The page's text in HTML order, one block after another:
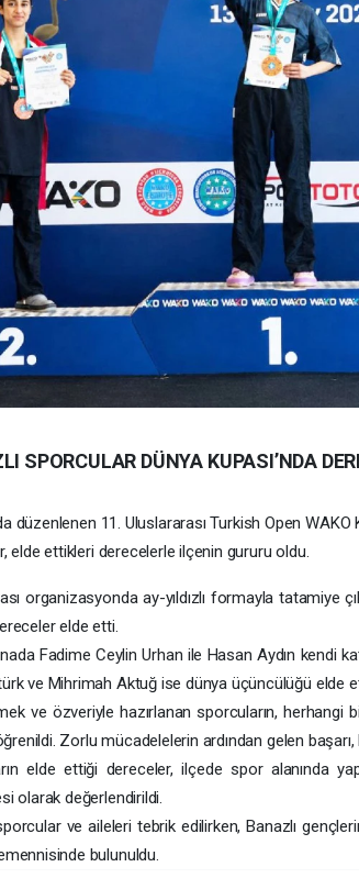
SPORCULAR DÜNYA KUPASI’NDA
düzenlenen 11. Uluslararası Turkish Open
elde ettikleri derecelerle ilçenin gururu oldu.
organizasyonda ay-yıldızlı formayla tatamiye
elde etti.
Fadime Ceylin Urhan ile Hasan Aydın kendi
ve Mihrimah Aktuğ ise dünya üçüncülüğü elde
ve özveriyle hazırlanan sporcuların, herhangi
öğrenildi. Zorlu mücadelelerin ardından gelen
elde ettiği dereceler, ilçede spor alanında
olarak değerlendirildi.
ve aileleri tebrik edilirken, Banazlı
bulunuldu.